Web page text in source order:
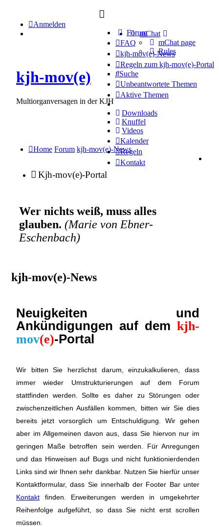
Forum
FAQ
kjh-mov(e)-News
Regeln zum kjh-mov(e)-Portal
Suche
Unbeantwortete Themen
Aktive Themen
Downloads
Knuffel
Videos
Kalender
Regeln
Kontakt
Anmelden
mChat
mChat page
Rules
kjh-mov(e)
Multiorganversagen in der KJH
Home Forum kjh-mov(e)-News
Kjh-mov(e)-Portal
Wer nichts weiß, muss alles
glauben. (Marie von Ebner-
Eschenbach)
kjh-mov(e)-News
Neuigkeiten und
Ankündigungen auf dem kjh-
mov(e)-Portal
Wir bitten Sie herzlichst darum, einzukalkulieren, dass
immer wieder Umstrukturierungen auf dem Forum
stattfinden werden. Sollte es daher zu Störungen oder
zwischenzeitlichen Ausfällen kommen, bitten wir Sie dies
bereits jetzt vorsorglich um Entschuldigung. Wir gehen
aber im Allgemeinen davon aus, dass Sie hiervon nur im
geringen Maße betroffen sein werden. Für Anregungen
und das Hinweisen auf Bugs und nicht funktionierdenden
Links sind wir Ihnen sehr dankbar. Nutzen Sie hierfür unser
Kontaktformular, dass Sie innerhalb der Footer Bar unter
Kontakt finden. Erweiterungen werden in umgekehrter
Reihenfolge aufgeführt, so dass Sie nicht erst scrollen
müssen.